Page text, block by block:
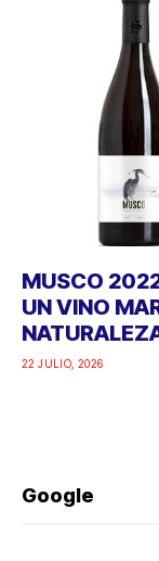
MUSCO
UN VINO
22 JULIO, 2026
Google